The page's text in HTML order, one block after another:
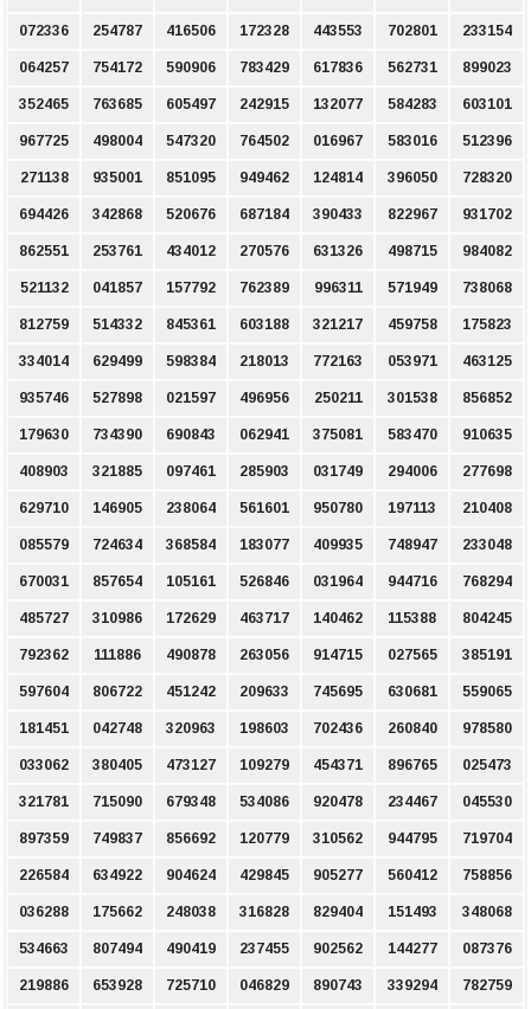
072336 254787 416506 172328 443553 702801 233154
064257 754172 590906 783429 617836 562731 899023
352465 763685 605497 242915 132077 584283 603101
967725 498004 547320 764502 016967 583016 512396
271138 935001 851095 949462 124814 396050 728320
694426 342868 520676 687184 390433 822967 931702
862551 253761 434012 270576 631326 498715 984082
521132 041857 157792 762389 996311 571949 738068
812759 514332 845361 603188 321217 459758 175823
334014 629499 598384 218013 772163 053971 463125
935746 527898 021597 496956 250211 301538 856852
179630 734390 690843 062941 375081 583470 910635
408903 321885 097461 285903 031749 294006 277698
629710 146905 238064 561601 950780 197113 210408
085579 724634 368584 183077 409935 748947 233048
670031 857654 105161 526846 031964 944716 768294
485727 310986 172629 463717 140462 115388 804245
792362 111886 490878 263056 914715 027565 385191
597604 806722 451242 209633 745695 630681 559065
181451 042748 320963 198603 702436 260840 978580
033062 380405 473127 109279 454371 896765 025473
321781 715090 679348 534086 920478 234467 045530
897359 749837 856692 120779 310562 944795 719704
226584 634922 904624 429845 905277 560412 758856
036288 175662 248038 316828 829404 151493 348068
534663 807494 490419 237455 902562 144277 087376
219886 653928 725710 046829 890743 339294 782759